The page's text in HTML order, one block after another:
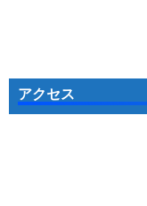
アクセス